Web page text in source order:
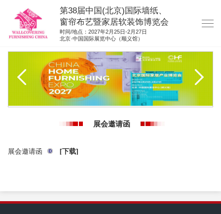
第38届中国(北京)国际墙纸、
窗帘布艺暨家居软装饰博览会
时间/地点：2027年2月25日-2月27日
北京·中国国际展览中心（顺义馆）
展商服务
展位申请
展会邀请函
展会邀请函 [下载]